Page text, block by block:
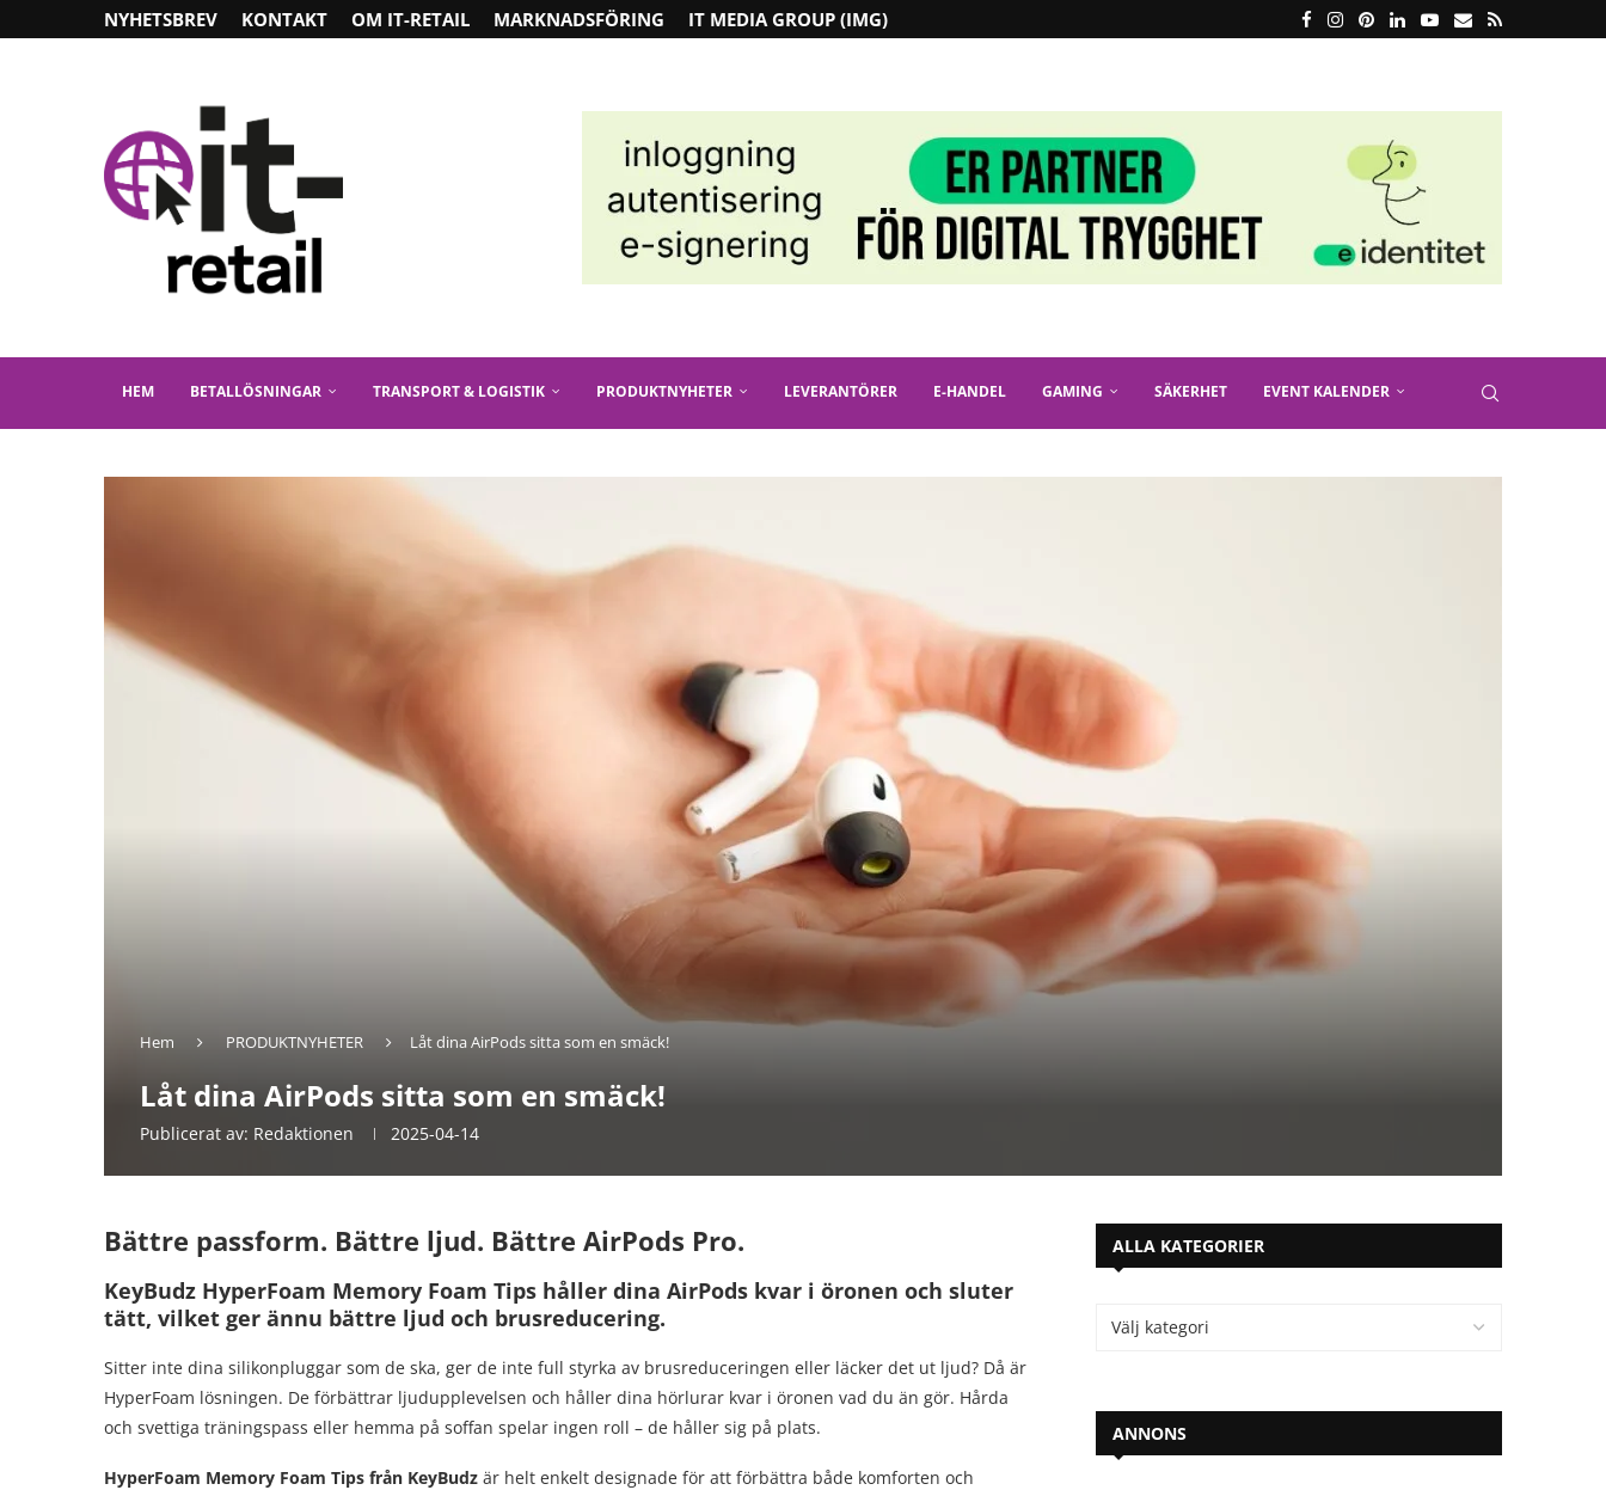
NYHETSBREV KONTAKT OM IT-RETAIL MARKNADSFÖRING IT MEDIA GROUP (IMG)
HEM BETALLÖSNINGAR TRANSPORT & LOGISTIK PRODUKTNYHETER LEVERANTÖRER E-HANDEL GAMING SÄKERHET EVENT KALENDER
Hem PRODUKTNYHETER Låt dina AirPods sitta som en smäck!
Låt dina AirPods sitta som en smäck!
Publicerat av: Redaktionen 2025-04-14
Bättre passform. Bättre ljud. Bättre AirPods Pro.
KeyBudz HyperFoam Memory Foam Tips håller dina AirPods kvar i öronen och sluter
tätt, vilket ger ännu bättre ljud och brusreducering.
Sitter inte dina silikonpluggar som de ska, ger de inte full styrka av brusreduceringen eller läcker det ut ljud? Då är
HyperFoam lösningen. De förbättrar ljudupplevelsen och håller dina hörlurar kvar i öronen vad du än gör. Hårda
och svettiga träningspass eller hemma på soffan spelar ingen roll – de håller sig på plats.
HyperFoam Memory Foam Tips från KeyBudz är helt enkelt designade för att förbättra både komforten och
ALLA KATEGORIER
ANNONS